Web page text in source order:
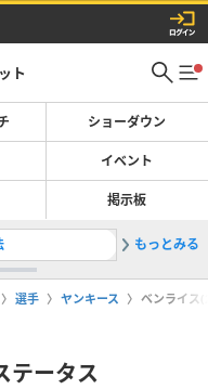
ト
ショーダウン
イベント
掲示板
2最強選
もっとみる
選手 ヤンキース ベンライス
テータス